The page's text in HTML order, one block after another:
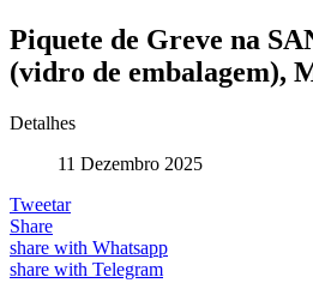
Piquete de Greve na
(vidro de embalagem),
Detalhes
11 Dezembro 2025
Tweetar
Share
share with Whatsapp
share with Telegram